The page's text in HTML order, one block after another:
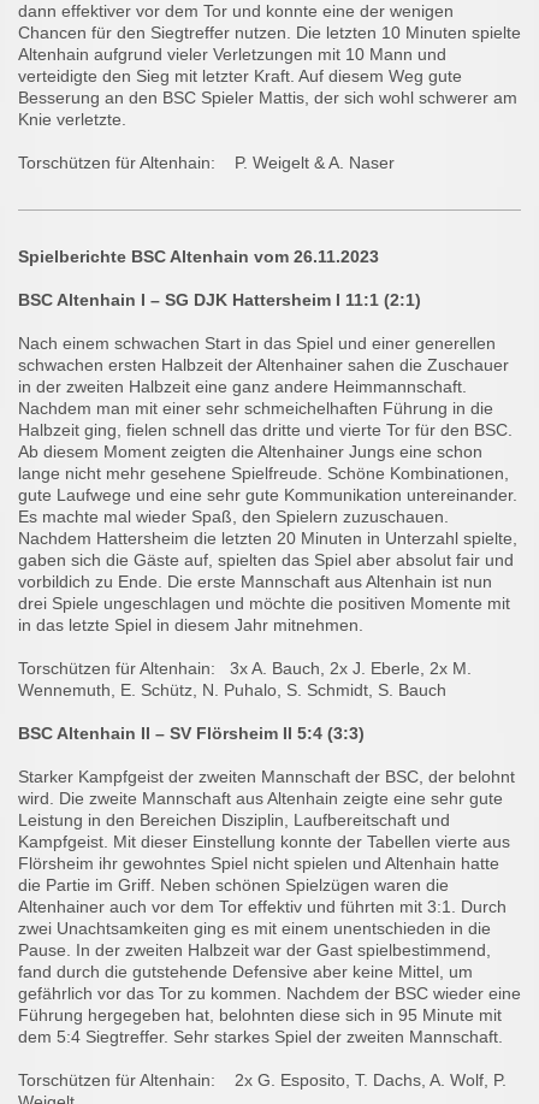
dann effektiver vor dem Tor und konnte eine der wenigen
Chancen für den Siegtreffer nutzen. Die letzten 10 Minuten spielte
Altenhain aufgrund vieler Verletzungen mit 10 Mann und
verteidigte den Sieg mit letzter Kraft. Auf diesem Weg gute
Besserung an den BSC Spieler Mattis, der sich wohl schwerer am
Knie verletzte.
Torschützen für Altenhain: P. Weigelt & A. Naser
Spielberichte BSC Altenhain vom 26.11.2023
BSC Altenhain I – SG DJK Hattersheim I 11:1 (2:1)
Nach einem schwachen Start in das Spiel und einer generellen
schwachen ersten Halbzeit der Altenhainer sahen die Zuschauer
in der zweiten Halbzeit eine ganz andere Heimmannschaft.
Nachdem man mit einer sehr schmeichelhaften Führung in die
Halbzeit ging, fielen schnell das dritte und vierte Tor für den BSC.
Ab diesem Moment zeigten die Altenhainer Jungs eine schon
lange nicht mehr gesehene Spielfreude. Schöne Kombinationen,
gute Laufwege und eine sehr gute Kommunikation untereinander.
Es machte mal wieder Spaß, den Spielern zuzuschauen.
Nachdem Hattersheim die letzten 20 Minuten in Unterzahl spielte,
gaben sich die Gäste auf, spielten das Spiel aber absolut fair und
vorbildich zu Ende. Die erste Mannschaft aus Altenhain ist nun
drei Spiele ungeschlagen und möchte die positiven Momente mit
in das letzte Spiel in diesem Jahr mitnehmen.
Torschützen für Altenhain: 3x A. Bauch, 2x J. Eberle, 2x M.
Wennemuth, E. Schütz, N. Puhalo, S. Schmidt, S. Bauch
BSC Altenhain II – SV Flörsheim II 5:4 (3:3)
Starker Kampfgeist der zweiten Mannschaft der BSC, der belohnt
wird. Die zweite Mannschaft aus Altenhain zeigte eine sehr gute
Leistung in den Bereichen Disziplin, Laufbereitschaft und
Kampfgeist. Mit dieser Einstellung konnte der Tabellen vierte aus
Flörsheim ihr gewohntes Spiel nicht spielen und Altenhain hatte
die Partie im Griff. Neben schönen Spielzügen waren die
Altenhainer auch vor dem Tor effektiv und führten mit 3:1. Durch
zwei Unachtsamkeiten ging es mit einem unentschieden in die
Pause. In der zweiten Halbzeit war der Gast spielbestimmend,
fand durch die gutstehende Defensive aber keine Mittel, um
gefährlich vor das Tor zu kommen. Nachdem der BSC wieder eine
Führung hergegeben hat, belohnten diese sich in 95 Minute mit
dem 5:4 Siegtreffer. Sehr starkes Spiel der zweiten Mannschaft.
Torschützen für Altenhain: 2x G. Esposito, T. Dachs, A. Wolf, P.